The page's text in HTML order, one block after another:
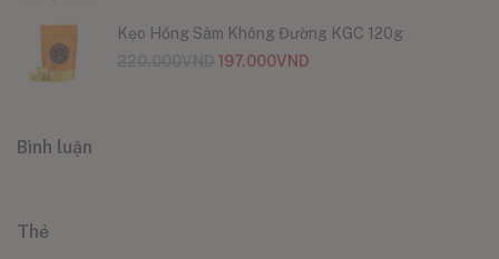
Kẹo Hồng Sâm Không Đường KGC 120g
197.000VND
Bình luận
Thẻ